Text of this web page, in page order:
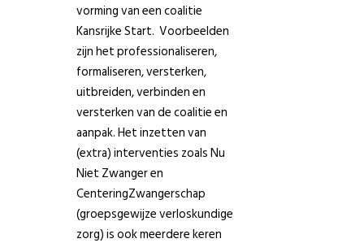
vorming van een coalitie
Kansrijke Start. Voorbeelden
zijn het professionaliseren,
formaliseren, versterken,
uitbreiden, verbinden en
versterken van de coalitie en
aanpak. Het inzetten van
(extra) interventies zoals Nu
Niet Zwanger en
CenteringZwangerschap
(groepsgewijze verloskundige
zorg) is ook meerdere keren